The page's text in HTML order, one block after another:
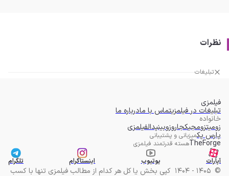
نظرات
تبلیغات
فیلمزی
تبلیغات در فیلمزیتماس با مادرباره ما
خانواده
زومیتزومجیکجاروزوبینپدالفیلمزی
پارس پکمیزبانی و پشتیبانی
TheForgeهسته قدرتمند فیلمزی
آپارات
یوتیوب اینستاگرام تلگرام
©
1405 - 1404 کپی بخش یا کل هر کدام از مطالب فیلمزی تنها با کسب